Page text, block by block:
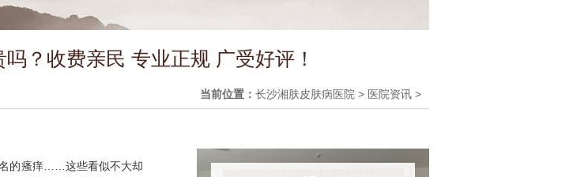
？收费亲民 专业正规 广受好评！
当前位置： 长沙湘肤皮肤病医院 > 医院资讯 >
的瘙痒……这些看似不大却